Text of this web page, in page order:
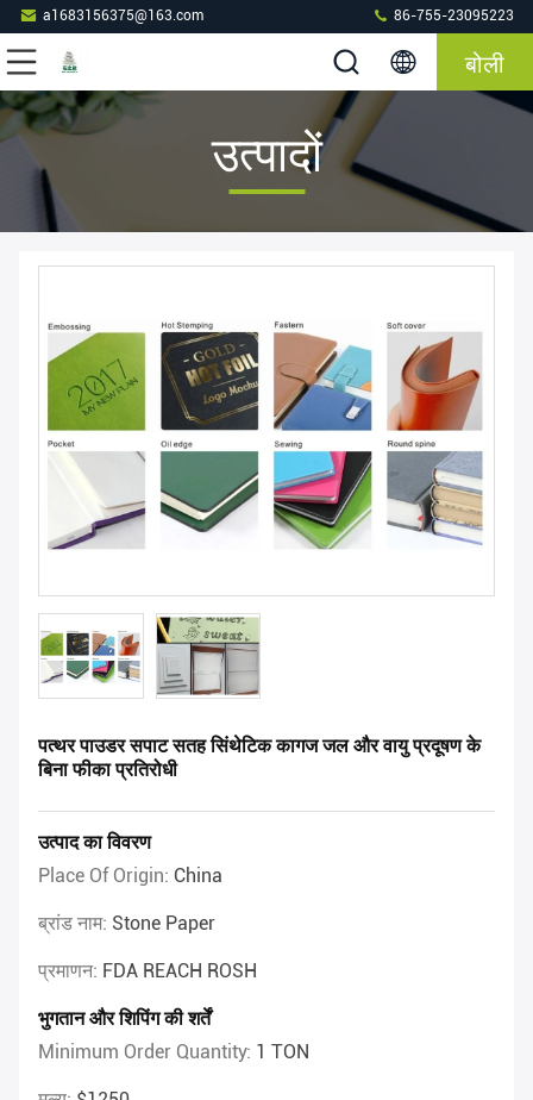
a1683156375@163.com 86-755-23095223
बोली
उत्पादों
पत्थर पाउडर सपाट सतह सिंथेटिक कागज जल और वायु प्रदूषण के
बिना फीका प्रतिरोधी
उत्पाद का विवरण
Place Of Origin: China
ब्रांड नाम: Stone Paper
प्रमाणन: FDA REACH ROSH
भुगतान और शिपिंग की शर्तें
Minimum Order Quantity: 1 TON